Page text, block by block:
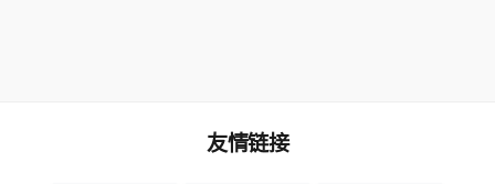
友情链接